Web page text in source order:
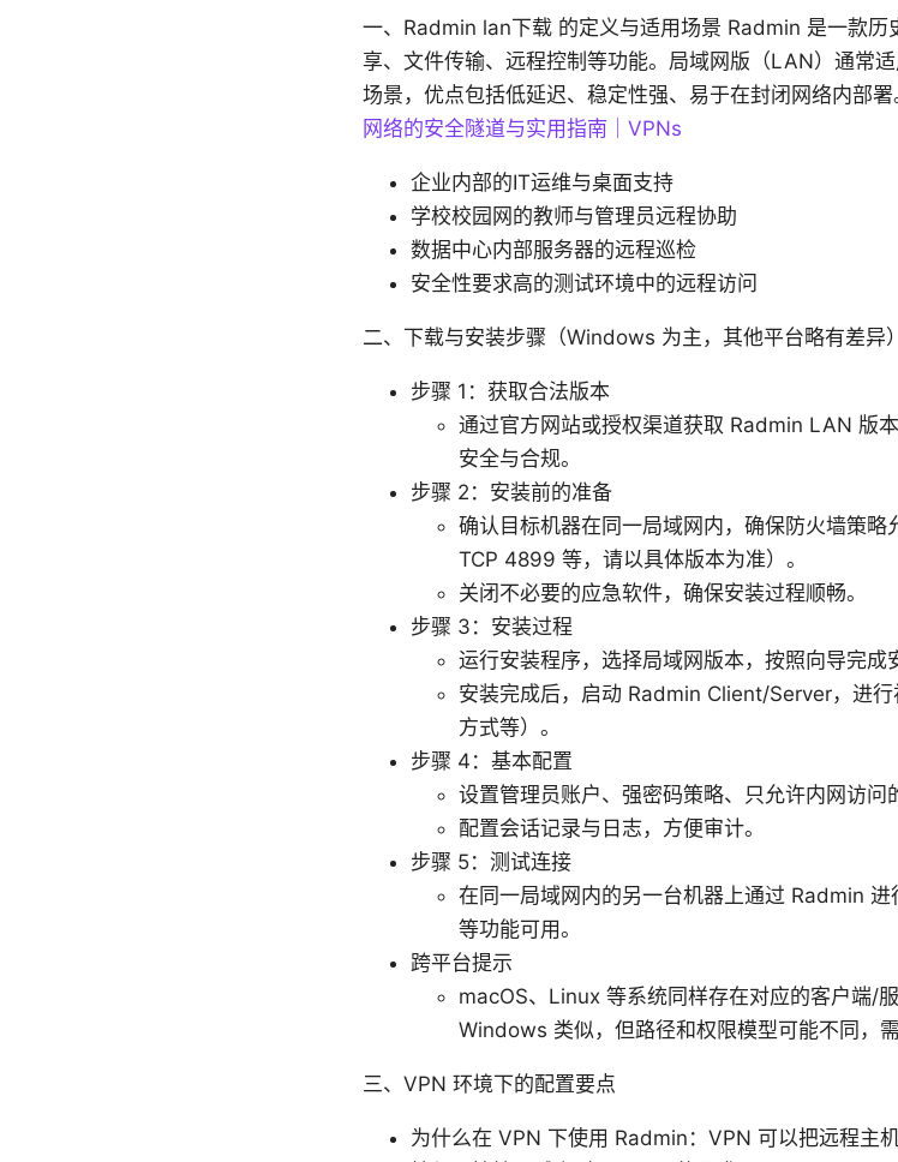
一、Radmin lan下载 的定义与适用场景 Radmin 是一款历
享、文件传输、远程控制等功能。局域网版（LAN）通常
场景，优点包括低延迟、稳定性强、易于在封闭网络内部署
网络的安全隧道与实用指南｜VPNs
企业内部的IT运维与桌面支持
学校校园网的教师与管理员远程协助
数据中心内部服务器的远程巡检
安全性要求高的测试环境中的远程访问
二、下载与安装步骤（Windows 为主，其他平台略有差异）
步骤 1：获取合法版本
通过官方网站或授权渠道获取 Radmin LAN 版
安全与合规。
步骤 2：安装前的准备
确认目标机器在同一局域网内，确保防火墙策
TCP 4899 等，请以具体版本为准）。
关闭不必要的应急软件，确保安装过程顺畅。
步骤 3：安装过程
运行安装程序，选择局域网版本，按照向导完成
安装完成后，启动 Radmin Client/Server，进
方式等）。
步骤 4：基本配置
设置管理员账户、强密码策略、只允许内网访问
配置会话记录与日志，方便审计。
步骤 5：测试连接
在同一局域网内的另一台机器上通过 Radmin
等功能可用。
跨平台提示
macOS、Linux 等系统同样存在对应的客户端/
Windows 类似，但路径和权限模型可能不同，需
三、VPN 环境下的配置要点
为什么在 VPN 下使用 Radmin：VPN 可以把远程主